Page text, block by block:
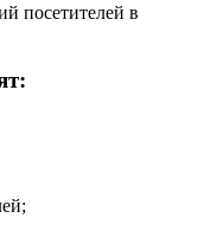
посетителей в